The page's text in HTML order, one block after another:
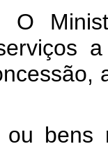
O
ou bens